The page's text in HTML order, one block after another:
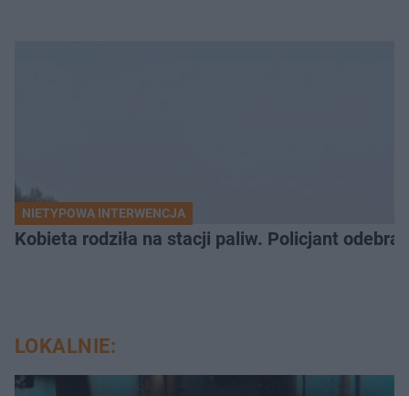
NIETYPOWA INTERWENCJA
Kobieta rodziła na stacji paliw. Policjant
LOKALNIE: